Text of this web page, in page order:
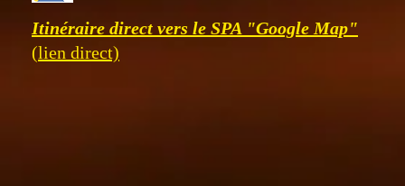
Itinéraire direct vers le SPA "Google Map"
(lien direct)